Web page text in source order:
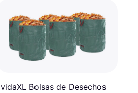
vidaXL Bolsas de Desechos